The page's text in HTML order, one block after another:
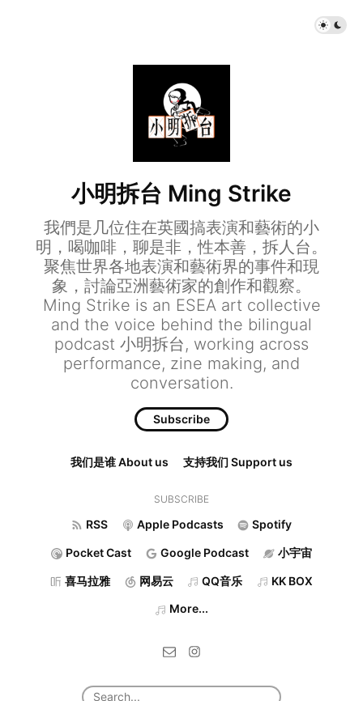
小明拆台 Ming Strike
我們是几位住在英國搞表演和藝術的小
明，喝咖啡，聊是非，性本善，拆人台。
聚焦世界各地表演和藝術界的事件和現
象，討論亞洲藝術家的創作和觀察。
Ming Strike is an ESEA art collective
and the voice behind the bilingual
podcast 小明拆台, working across
performance, zine making, and
conversation.
Subscribe
我们是谁 About us 支持我们 Support us
SUBSCRIBE
RSS Apple Podcasts Spotify
Pocket Cast Google Podcast 小宇宙
喜马拉雅 网易云 QQ音乐 KK BOX
More...